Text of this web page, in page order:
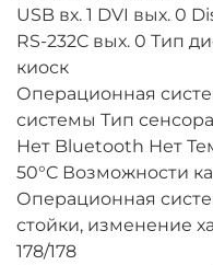
USB вх. 1 DVI вых. 0
RS-232C вых. 0 Тип
киоск
Операционная
системы Тип
Нет Bluetooth Нет
50°C Возможности
Операционная
стойки, изменение
178/178